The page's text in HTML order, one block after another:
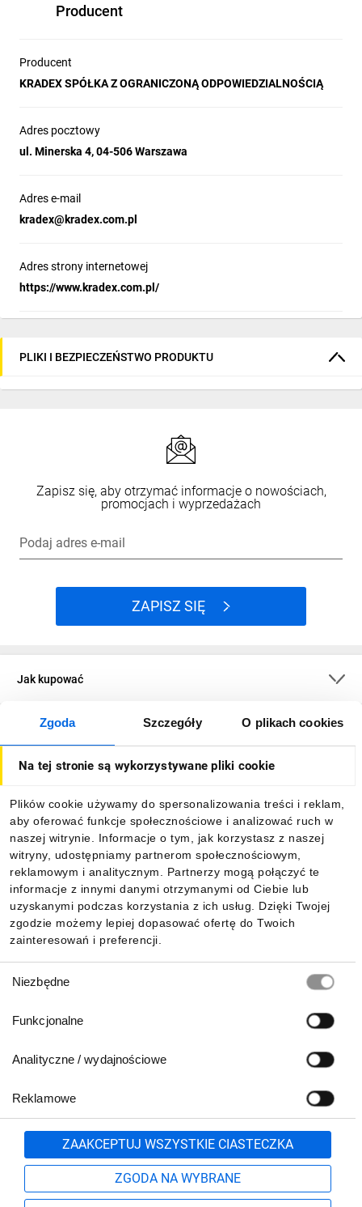
Zgoda Szczegóły O plikach cookies
Na tej stronie są wykorzystywane pliki cookie
Plików cookie używamy do spersonalizowania treści i reklam,
aby oferować funkcje społecznościowe i analizować ruch w
naszej witrynie. Informacje o tym, jak korzystasz z naszej
witryny, udostępniamy partnerom społecznościowym,
reklamowym i analitycznym. Partnerzy mogą połączyć te
informacje z innymi danymi otrzymanymi od Ciebie lub
uzyskanymi podczas korzystania z ich usług. Dzięki Twojej
zgodzie możemy lepiej dopasować ofertę do Twoich
zainteresowań i preferencji.
zgody
Niezbędne
Funkcjonalne
Analityczne / wydajnościowe
Reklamowe
ZAAKCEPTUJ WSZYSTKIE CIASTECZKA
ZGODA NA WYBRANE
Producent
Producent
KRADEX SPÓŁKA Z OGRANICZONĄ ODPOWIEDZIALNOŚCIĄ
Adres pocztowy
ul. Minerska 4, 04-506 Warszawa
Adres e-mail
kradex@kradex.com.pl
Adres strony internetowej
https://www.kradex.com.pl/
PLIKI I BEZPIECZEŃSTWO PRODUKTU
Zapisz się, aby otrzymać informacje o nowościach,
promocjach i wyprzedażach
Podaj adres e-mail
ZAPISZ SIĘ
Jak kupować
O firmie
Informacje
Pobierz naszą aplikację mobilną:
801 500 700 lub
71 37 61 600
Formularz kontaktowy